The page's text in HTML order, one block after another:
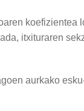
itxituraren
aurkako